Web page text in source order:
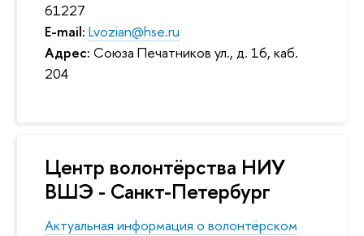
61227
E-mail: Lvozian@hse.ru
Адрес: Союза Печатников ул., д. 16, каб.
204
Центр волонтёрства НИУ
ВШЭ - Санкт-Петербург
Актуальная информация о волонтёрском